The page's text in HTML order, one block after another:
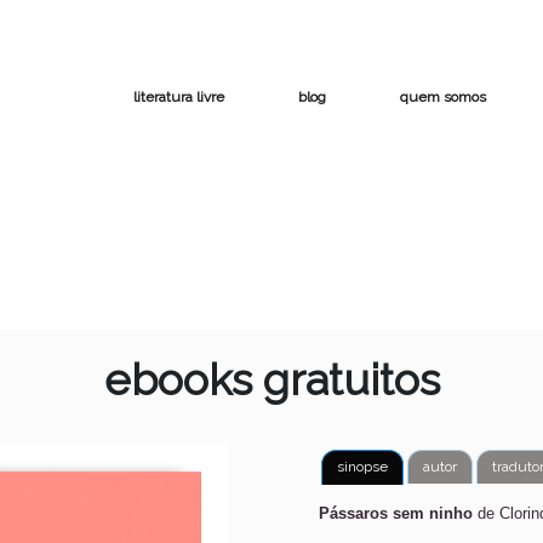
literatura livre blog quem somos
ebooks gratuitos
sinopse autor tradutor
Pássaros sem ninhode